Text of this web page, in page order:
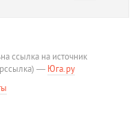
ссылка на источник
— Юга.ру